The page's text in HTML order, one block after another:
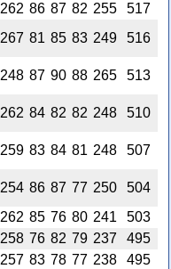
262 86 87 82 255
517
267 81 85 83 249 516
248 87 90 88 265 513
262 84 82 82 248 510
259 83 84 81 248 507
254 86 87 77 250
504
262 85 76 80 241
503
258 76 82 79 237
495
257 83 78 77 238
495